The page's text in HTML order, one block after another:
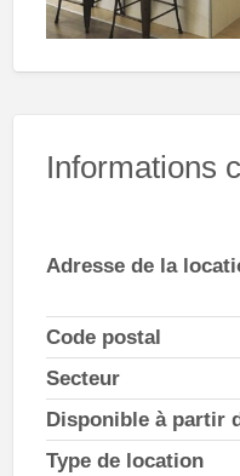
Informations
Adresse de la
Code postal
Secteur
Disponible à partir
Type de location